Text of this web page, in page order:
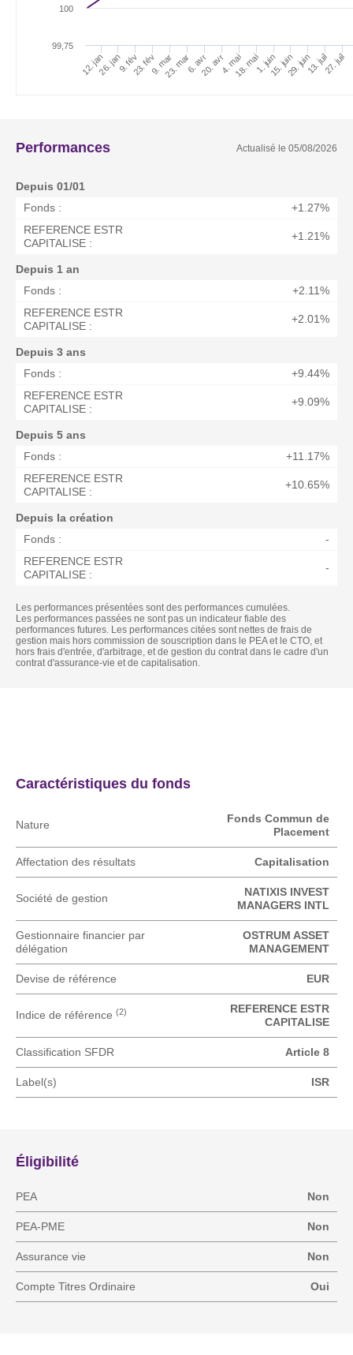
12. jan26. jan9. fév23. fév9. mar23. mar6. avr20. avr4. mai18. mai1. juin15. juin29. juin13. juil27. juil
99,75
100
Performances Actualisé le 05/08/2026
Depuis 01/01
Fonds :
+1.27%
REFERENCE ESTR
CAPITALISE :
+1.21%
Depuis 1 an
Fonds :
+2.11%
REFERENCE ESTR
CAPITALISE :
+2.01%
Depuis 3 ans
Fonds :
+9.44%
REFERENCE ESTR
CAPITALISE :
+9.09%
Depuis 5 ans
Fonds :
+11.17%
REFERENCE ESTR
CAPITALISE :
+10.65%
Depuis la création
Fonds :
-
REFERENCE ESTR
CAPITALISE :
-
Les performances présentées sont des performances cumulées.
Les performances passées ne sont pas un indicateur fiable des
performances futures. Les performances citées sont nettes de frais de
gestion mais hors commission de souscription dans le PEA et le CTO, et
hors frais d'entrée, d'arbitrage, et de gestion du contrat dans le cadre d'un
contrat d'assurance-vie et de capitalisation.
Caractéristiques du fonds
Nature
Fonds Commun de
Placement
Affectation des résultats Capitalisation
Société de gestion
NATIXIS INVEST
MANAGERS INTL
Gestionnaire financier par
délégation
OSTRUM ASSET
MANAGEMENT
Devise de référence EUR
Indice de référence (2)
REFERENCE ESTR
CAPITALISE
Classification SFDR Article 8
Label(s) ISR
Éligibilité
PEA Non
PEA-PME Non
Assurance vie Non
Compte Titres Ordinaire Oui